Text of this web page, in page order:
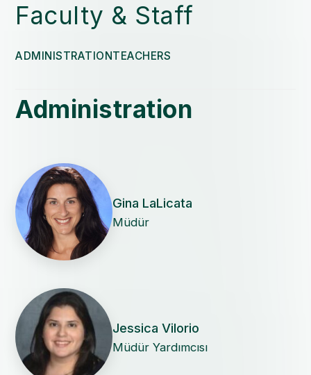
Faculty & Staff
ADMINISTRATIONTEACHERS
Administration
Gina LaLicata
Müdür
Jessica Vilorio
Müdür Yardımcısı